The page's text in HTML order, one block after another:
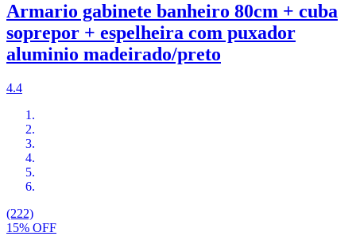
Armario gabinete banheiro 80cm + cuba
soprepor + espelheira com puxador
aluminio madeirado/preto
4.4
(222)
15% OFF